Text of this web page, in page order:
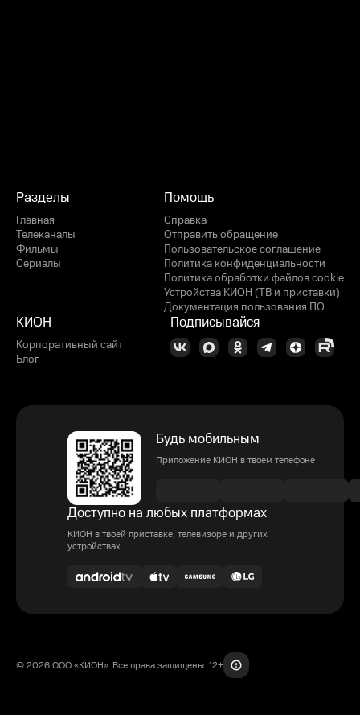
Разделы
Главная
Телеканалы
Фильмы
Сериалы
Помощь
Справка
Отправить обращение
Пользовательское соглашение
Политика конфиденциальности
Политика обработки файлов cookie
Устройства КИОН (ТВ и приставки)
Документация пользования ПО
КИОН
Корпоративный сайт
Блог
Подписывайся
Будь мобильным
Приложение КИОН в твоем телефоне
Доступно на любых платформах
КИОН в твоей приставке, телевизоре и других
устройствах
© 2026 ООО «КИОН». Все права защищены. 12+